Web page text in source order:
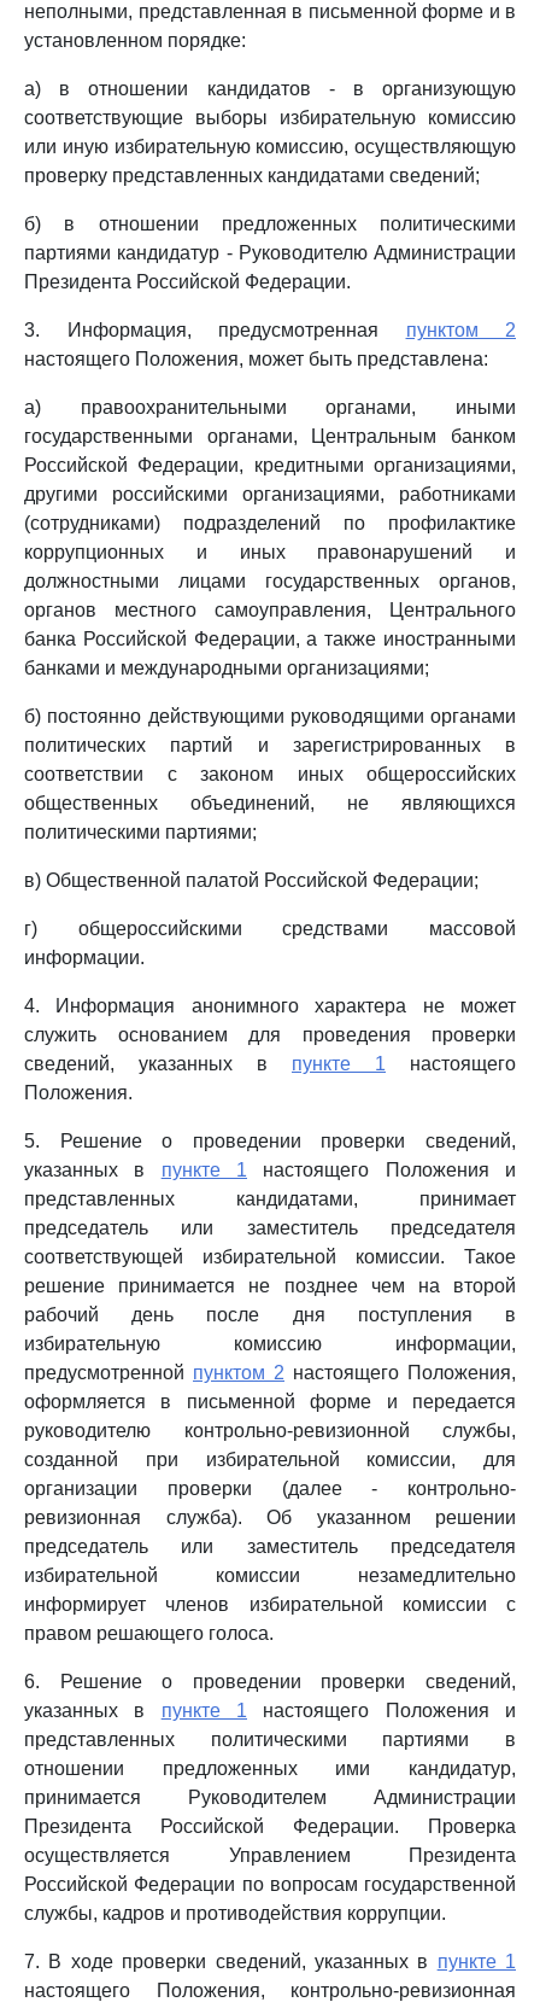
неполными, представленная в письменной форме и в
установленном порядке:
а) в отношении кандидатов - в организующую
соответствующие выборы избирательную комиссию
или иную избирательную комиссию, осуществляющую
проверку представленных кандидатами сведений;
б) в отношении предложенных политическими
партиями кандидатур - Руководителю Администрации
Президента Российской Федерации.
3. Информация, предусмотренная пунктом 2
настоящего Положения, может быть представлена:
а) правоохранительными органами, иными
государственными органами, Центральным банком
Российской Федерации, кредитными организациями,
другими российскими организациями, работниками
(сотрудниками) подразделений по профилактике
коррупционных и иных правонарушений и
должностными лицами государственных органов,
органов местного самоуправления, Центрального
банка Российской Федерации, а также иностранными
банками и международными организациями;
б) постоянно действующими руководящими органами
политических партий и зарегистрированных в
соответствии с законом иных общероссийских
общественных объединений, не являющихся
политическими партиями;
в) Общественной палатой Российской Федерации;
г) общероссийскими средствами массовой
информации.
4. Информация анонимного характера не может
служить основанием для проведения проверки
сведений, указанных в пункте 1 настоящего
Положения.
5. Решение о проведении проверки сведений,
указанных в пункте 1 настоящего Положения и
представленных кандидатами, принимает
председатель или заместитель председателя
соответствующей избирательной комиссии. Такое
решение принимается не позднее чем на второй
рабочий день после дня поступления в
избирательную комиссию информации,
предусмотренной пунктом 2 настоящего Положения,
оформляется в письменной форме и передается
руководителю контрольно-ревизионной службы,
созданной при избирательной комиссии, для
организации проверки (далее - контрольно-
ревизионная служба). Об указанном решении
председатель или заместитель председателя
избирательной комиссии незамедлительно
информирует членов избирательной комиссии с
правом решающего голоса.
6. Решение о проведении проверки сведений,
указанных в пункте 1 настоящего Положения и
представленных политическими партиями в
отношении предложенных ими кандидатур,
принимается Руководителем Администрации
Президента Российской Федерации. Проверка
осуществляется Управлением Президента
Российской Федерации по вопросам государственной
службы, кадров и противодействия коррупции.
7. В ходе проверки сведений, указанных в пункте 1
настоящего Положения, контрольно-ревизионная